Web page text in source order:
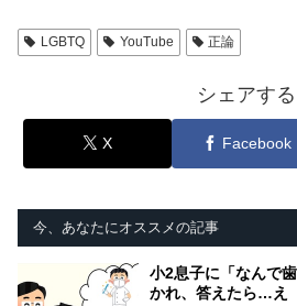
LGBTQ YouTube 正論
シェアする
X Facebook
今、あなたにオススメの記事
小2息子に「なんで
かれ、答えたら…え